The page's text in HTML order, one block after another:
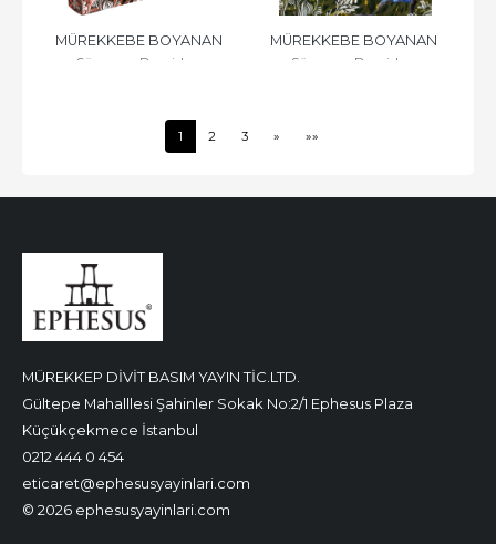
MÜREKKEBE BOYANAN
Sümeyye Demirkan
MÜREKKEBE BOYANAN
Sümeyye Demirkan
1 2 3 » »»
MÜREKKEP DİVİT BASIM YAYIN TİC.LTD.
Gültepe Mahalllesi Şahinler Sokak No:2/1 Ephesus Plaza
Küçükçekmece İstanbul
0212 444 0 454
eticaret@ephesusyayinlari.com
© 2026 ephesusyayinlari.com